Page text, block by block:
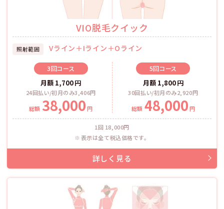
VIO脱毛クイック
照射範囲 Vライン＋Iライン＋Oライン
3回コース
月額 1,700円
24回払い/初月のみ3,406円
総額 38,000 円
5回コース
月額 1,800円
30回払い/初月のみ2,920円
総額 48,000円
1回 18,000円
表示は全て税込価格です。